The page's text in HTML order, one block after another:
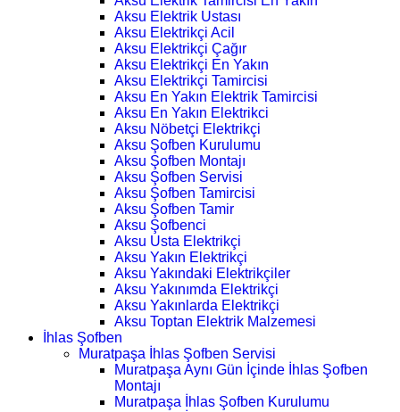
Aksu Elektrik Ustası
Aksu Elektrikçi Acil
Aksu Elektrikçi Çağır
Aksu Elektrikçi En Yakın
Aksu Elektrikçi Tamircisi
Aksu En Yakın Elektrik Tamircisi
Aksu En Yakın Elektrikci
Aksu Nöbetçi Elektrikçi
Aksu Şofben Kurulumu
Aksu Şofben Montajı
Aksu Şofben Servisi
Aksu Şofben Tamircisi
Aksu Şofben Tamir
Aksu Şofbenci
Aksu Usta Elektrikçi
Aksu Yakın Elektrikçi
Aksu Yakındaki Elektrikçiler
Aksu Yakınımda Elektrikçi
Aksu Yakınlarda Elektrikçi
Aksu Toptan Elektrik Malzemesi
İhlas Şofben
Muratpaşa İhlas Şofben Servisi
Muratpaşa Aynı Gün İçinde İhlas Şofben
Montajı
Muratpaşa İhlas Şofben Kurulumu